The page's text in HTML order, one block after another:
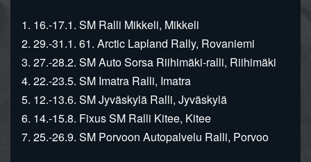
1. 16.-17.1. SM Ralli Mikkeli, Mikkeli
2. 29.-31.1. 61. Arctic Lapland Rally, Rovaniemi
3. 27.-28.2. SM Auto Sorsa Riihimäki-ralli, Riihimäki
4. 22.-23.5. SM Imatra Ralli, Imatra
5. 12.-13.6. SM Jyväskylä Ralli, Jyväskylä
6. 14.-15.8. Fixus SM Ralli Kitee, Kitee
7. 25.-26.9. SM Porvoon Autopalvelu Ralli, Porvoo